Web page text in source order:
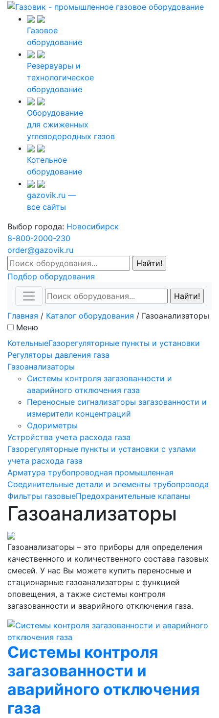
Газовое
оборудование
Резервуары и
технологическое
оборудование
Оборудование
для сжиженных
углеводородных газов
Котельное
оборудование
gazovik.ru —
все сайты
Выбор города: Новосибирск
8-800-2000-230
order@gazovik.ru
Подбор оборудования
Главная / Каталог оборудования / Газоанализаторы
Меню
КотельныеГазорегуляторные пункты и установки
Регуляторы давления газа
Газоанализаторы
Системы контроля загазованности и
аварийного отключения газа
Переносные сигнализаторы загазованности и
измерители концентраций
Одориметры
Устройства учета расхода газа
Газорегуляторные пункты и установки с узлами
учета расхода газа
Арматура трубопроводная промышленная
Соединительные детали и элементы трубопровода
Фильтры газовыеПредохранительные клапаны
Газоанализаторы
Газоанализаторы – это приборы для определения
качественного и количественного состава газовых
смесей. У нас Вы можете купить переносные и
стационарные газоанализаторы с функцией
оповещения, а также системы контроля
загазованности и аварийного отключения газа.
Системы контроля
загазованности и
аварийного отключения
газа